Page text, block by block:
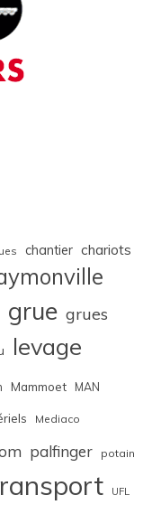
chantier chariots
grue grues
levage
Mammoet MAN
Mediaco
palfinger potain
UFL